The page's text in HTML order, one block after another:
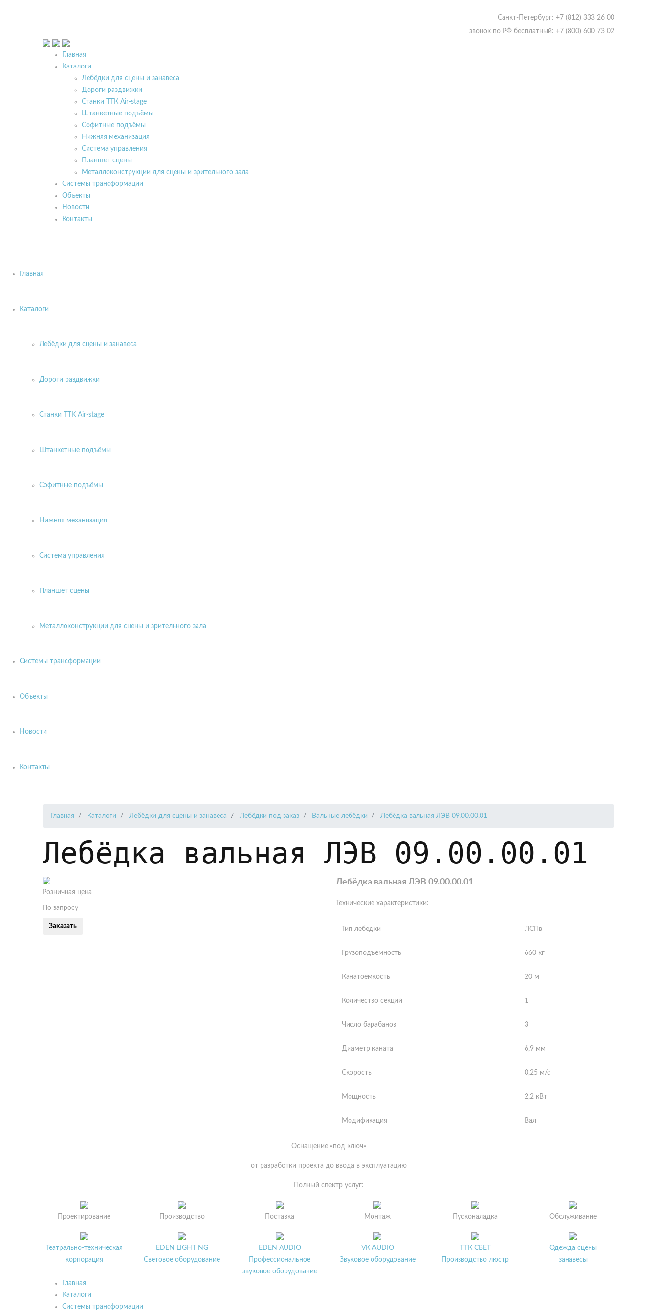
Санкт-Петербург: +7 (812) 333 26 00
звонок по РФ бесплатный: +7 (800) 600 73 02
Главная
Каталоги
Лебёдки для сцены и занавеса
Дороги раздвижки
Станки ТТК Air-stage
Штанкетные подъёмы
Софитные подъёмы
Нижняя механизация
Система управления
Планшет сцены
Металлоконструкции для сцены и зрительного зала
Системы трансформации
Объекты
Новости
Контакты
Главная
Каталоги
Лебёдки для сцены и занавеса
Дороги раздвижки
Станки ТТК Air-stage
Штанкетные подъёмы
Софитные подъёмы
Нижняя механизация
Система управления
Планшет сцены
Металлоконструкции для сцены и зрительного зала
Системы трансформации
Объекты
Новости
Контакты
Главная Каталоги Лебёдки для сцены и занавеса Лебёдки под заказ Вальные лебёдки Лебёдка вальная ЛЭВ 09.00.00.01
Лебёдка вальная ЛЭВ 09.00.00.01
Розничная цена
По запросу
Заказать
Лебёдка вальная ЛЭВ 09.00.00.01
Технические характеристики:
Тип лебедки ЛСПв
Грузоподъемность 660 кг
Канатоемкость 20 м
Количество секций 1
Число барабанов 3
Диаметр каната 6,9 мм
Скорость 0,25 м/с
Мощность 2,2 кВт
Модификация Вал
Оснащение «под ключ»
от разработки проекта до ввода в эксплуатацию
Полный спектр услуг:
Проектирование Производство Поставка Монтаж Пусконаладка Обслуживание
Театрально-техническая
корпорация
EDEN LIGHTING
Световое оборудование
EDEN AUDIO
Профессиональное
звуковое оборудование
VK AUDIO
Звуковое оборудование
ТТК СВЕТ
Производство люстр
Одежда сцены
занавесы
Главная
Каталоги
Системы трансформации